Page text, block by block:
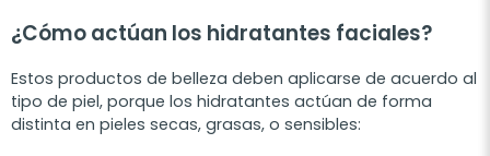
¿Cómo actúan los hidratantes faciales?
Estos productos de belleza deben aplicarse de acuerdo al
tipo de piel, porque los hidratantes actúan de forma
distinta en pieles secas, grasas, o sensibles: